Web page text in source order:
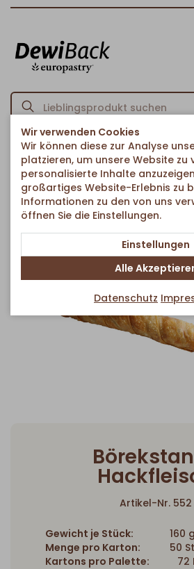
Startseite Herzhaftes & Ethno-Food
Börekstange Hackfleisch
Zurück zur Artikelübersicht
Artikel-Nr. 552
Gewicht je Stück:
160 g
Menge pro Karton:
50
Kartons pro Palette:
72
Wir verwenden Cookies
Wir können diese zur Analyse
platzieren, um unsere Website zu
personalisierte Inhalte
großartiges Website-Erlebnis zu
Informationen zu den von uns
öffnen Sie die Einstellungen.
Einstellungen
Alle
Datenschutz